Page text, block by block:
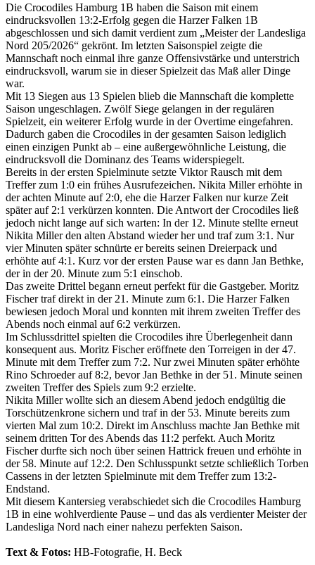
Die Crocodiles Hamburg 1B haben die Saison mit einem
eindrucksvollen 13:2-Erfolg gegen die Harzer Falken 1B
abgeschlossen und sich damit verdient zum „Meister der Landesliga
Nord 205/2026“ gekrönt. Im letzten Saisonspiel zeigte die
Mannschaft noch einmal ihre ganze Offensivstärke und unterstrich
eindrucksvoll, warum sie in dieser Spielzeit das Maß aller Dinge
war.
Mit 13 Siegen aus 13 Spielen blieb die Mannschaft die komplette
Saison ungeschlagen. Zwölf Siege gelangen in der regulären
Spielzeit, ein weiterer Erfolg wurde in der Overtime eingefahren.
Dadurch gaben die Crocodiles in der gesamten Saison lediglich
einen einzigen Punkt ab – eine außergewöhnliche Leistung, die
eindrucksvoll die Dominanz des Teams widerspiegelt.
Bereits in der ersten Spielminute setzte Viktor Rausch mit dem
Treffer zum 1:0 ein frühes Ausrufezeichen. Nikita Miller erhöhte in
der achten Minute auf 2:0, ehe die Harzer Falken nur kurze Zeit
später auf 2:1 verkürzen konnten. Die Antwort der Crocodiles ließ
jedoch nicht lange auf sich warten: In der 12. Minute stellte erneut
Nikita Miller den alten Abstand wieder her und traf zum 3:1. Nur
vier Minuten später schnürte er bereits seinen Dreierpack und
erhöhte auf 4:1. Kurz vor der ersten Pause war es dann Jan Bethke,
der in der 20. Minute zum 5:1 einschob.
Das zweite Drittel begann erneut perfekt für die Gastgeber. Moritz
Fischer traf direkt in der 21. Minute zum 6:1. Die Harzer Falken
bewiesen jedoch Moral und konnten mit ihrem zweiten Treffer des
Abends noch einmal auf 6:2 verkürzen.
Im Schlussdrittel spielten die Crocodiles ihre Überlegenheit dann
konsequent aus. Moritz Fischer eröffnete den Torreigen in der 47.
Minute mit dem Treffer zum 7:2. Nur zwei Minuten später erhöhte
Rino Schroeder auf 8:2, bevor Jan Bethke in der 51. Minute seinen
zweiten Treffer des Spiels zum 9:2 erzielte.
Nikita Miller wollte sich an diesem Abend jedoch endgültig die
Torschützenkrone sichern und traf in der 53. Minute bereits zum
vierten Mal zum 10:2. Direkt im Anschluss machte Jan Bethke mit
seinem dritten Tor des Abends das 11:2 perfekt. Auch Moritz
Fischer durfte sich noch über seinen Hattrick freuen und erhöhte in
der 58. Minute auf 12:2. Den Schlusspunkt setzte schließlich Torben
Cassens in der letzten Spielminute mit dem Treffer zum 13:2-
Endstand.
Mit diesem Kantersieg verabschiedet sich die Crocodiles Hamburg
1B in eine wohlverdiente Pause – und das als verdienter Meister der
Landesliga Nord nach einer nahezu perfekten Saison.
Text & Fotos: HB-Fotografie, H. Beck